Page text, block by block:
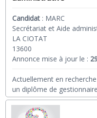
Candidat : MARC
Secrétariat et Aide
LA CIOTAT
13600
Annonce mise à jour le :
Actuellement en
un diplôme de